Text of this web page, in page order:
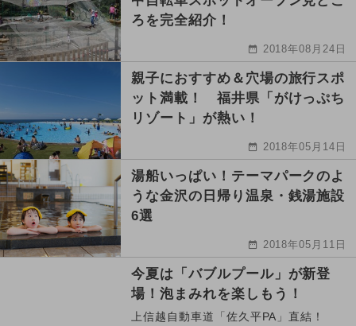
ろを完全紹介！
2018年08月24日
親子におすすめ＆穴場の旅行スポ
ット満載！ 福井県「がけっぷち
リゾート」が熱い！
2018年05月14日
湯船いっぱい！テーマパークのよ
うな金沢の日帰り温泉・銭湯施設
6選
2018年05月11日
今夏は「バブルプール」が新登
場！泡まみれを楽しもう！
上信越自動車道「佐久平PA」直結！